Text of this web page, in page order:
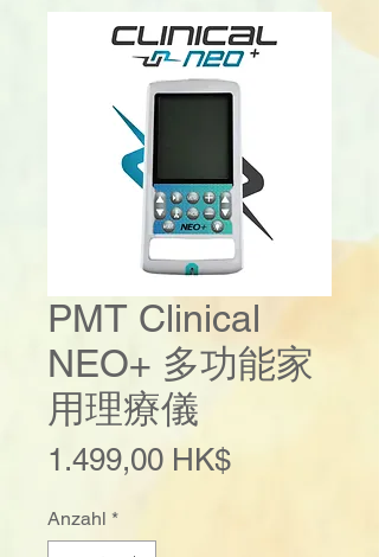
PMT Clinical
NEO+ 多功能家
用理療儀
1.499,00 HK$Preis
Anzahl *